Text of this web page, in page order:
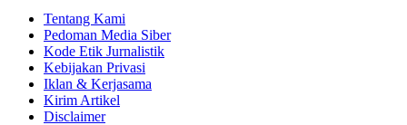
Tentang Kami
Pedoman Media Siber
Kode Etik Jurnalistik
Kebijakan Privasi
Iklan & Kerjasama
Kirim Artikel
Disclaimer